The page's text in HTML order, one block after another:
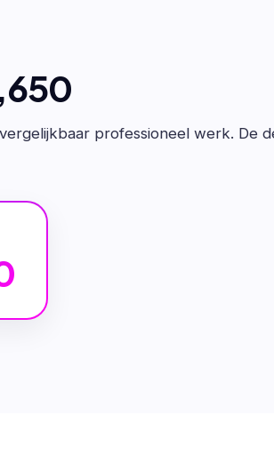
professioneel werk. De